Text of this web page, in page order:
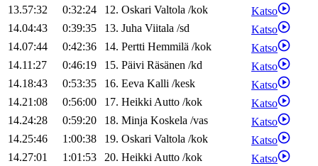
13.57:32
0:32:24 12. Oskari Valtola /kok
Katso
14.04:43
0:39:35 13. Juha Viitala /sd
Katso
14.07:44
0:42:36 14. Pertti Hemmilä /kok
Katso
14.11:27
0:46:19 15. Päivi Räsänen /kd
Katso
14.18:43
0:53:35 16. Eeva Kalli /kesk
Katso
14.21:08
0:56:00 17. HeikkiAutto /kok
Katso
14.24:28
0:59:20 18. Minja Koskela /vas
Katso
14.25:46
1:00:38 19. Oskari Valtola /kok
Katso
14.27:01
1:01:53 20. HeikkiAutto /kok
Katso